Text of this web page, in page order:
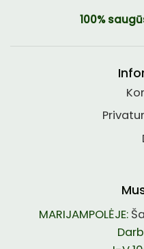
100%
MARIJAMPOLĖJE: